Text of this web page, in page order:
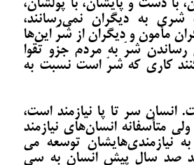
با دست و پایشان، با پولشان،
شری به دیگران نمی­‌رسانند،
مأمون و دیگران از شرّ این‌ها
شرّ به مردم جزو تقوا
کاری که شرّ است نسبت به
انسان سر تا پا نیازمند است،
ولی متأسفانه انسان‌های نیازمند
نیازمندی‌هایشان توسعه می­‌
صد سال پیش انسان به سی